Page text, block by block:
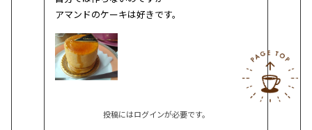
アマンドのケーキは好きです。
投稿にはログインが必要です。